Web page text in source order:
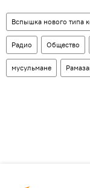
Вспышка нового типа
Радио Общество
мусульмане